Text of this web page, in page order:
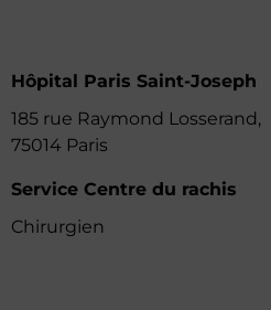
Hôpital Paris Saint-Joseph
185 rue Raymond Losserand,
75014 Paris
Service Centre du rachis
Chirurgien